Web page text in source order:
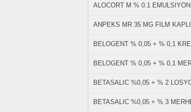
ALOCORT M % 0.1 EMULSIYON
ANPEKS MR 35 MG FILM
BELOGENT % 0,05 + % 0,1
BELOGENT % 0,05 + % 0,1
BETASALIC %0,05 + % 2
BETASALIC %0,05 + % 3